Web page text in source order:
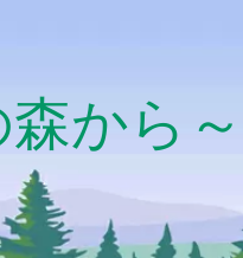
から～